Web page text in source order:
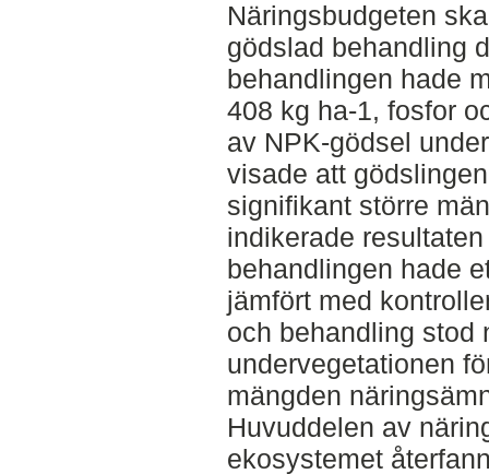
Näringsbudgeten
gödslad behandling
behandlingen hade
408 kg ha-1, fosfor
av NPK-gödsel
visade att
signifikant större
indikerade
behandlingen hade
jämfört med
och behandling stod
undervegetationen
mängden
Huvuddelen av
ekosystemet